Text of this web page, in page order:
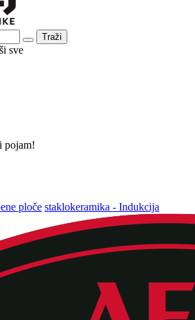
Traži
sve
pojam!
ploče staklokeramika - Indukcija